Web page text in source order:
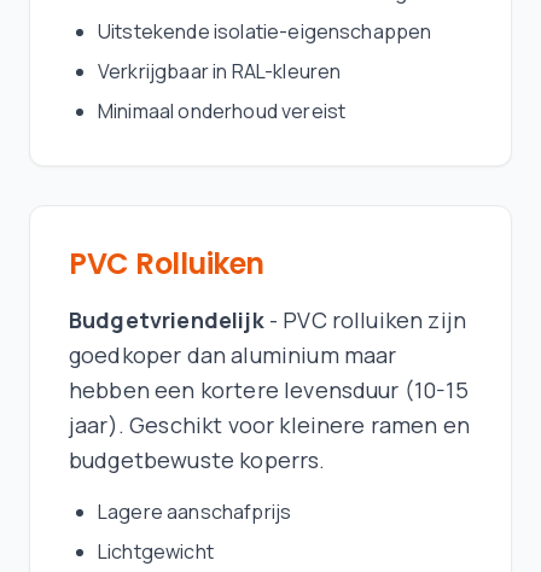
Uitstekende isolatie-eigenschappen
Verkrijgbaar in RAL-kleuren
Minimaal onderhoud vereist
PVC Rolluiken
Budgetvriendelijk- PVC rolluiken zijn
goedkoper dan aluminium maar
hebben een kortere levensduur (10-15
jaar). Geschikt voor kleinere ramen en
budgetbewuste koperrs.
Lagere aanschafprijs
Lichtgewicht